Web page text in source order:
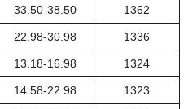
33.50-38.50 1362
22.98-30.98 1336
13.18-16.98 1324
14.58-22.98 1323